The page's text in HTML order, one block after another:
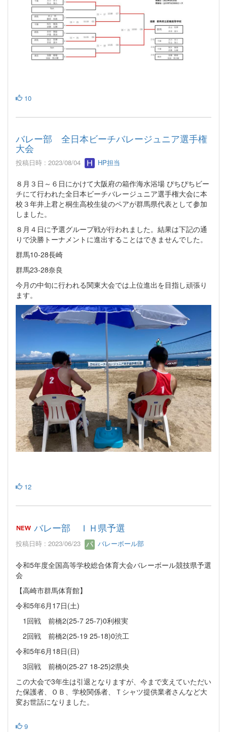
10
バレー部 全日本ビーチバレージュニア選手権
大会
投稿日時 : 2023/08/04 HP担当
８月３日～６日にかけて大阪府の箱作海水浴場 ぴちぴちビー
チにて行われた全日本ビーチバレージュニア選手権大会に本
校３年井上君と桐生高校生徒のペアが群馬県代表として参加
しました。
８月４日に予選グループ戦が行われました。結果は下記の通
りで決勝トーナメントに進出することはできませんでした。
群馬10-28長崎
群馬23-28奈良
今月の中旬に行われる関東大会では上位進出を目指し頑張り
ます。
12
バレー部 ＩＨ県予選
投稿日時 : 2023/06/23 バレーボール部
令和5年度全国高等学校総合体育大会バレーボール競技県予選
会
【高崎市群馬体育館】
令和5年6月17日(土)
1回戦 前橋2(25-7 25-7)0利根実
2回戦 前橋2(25-19 25-18)0渋工
令和5年6月18日(日)
3回戦 前橋0(25-27 18-25)2県央
この大会で3年生は引退となりますが、今まで支えていただい
た保護者、ＯＢ、学校関係者、Ｔシャツ提供業者さんなど大
変お世話になりました。
9